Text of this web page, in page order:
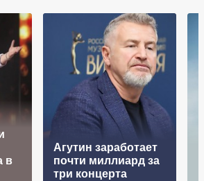
в
Агутин заработает
почти миллиард за
три концерта